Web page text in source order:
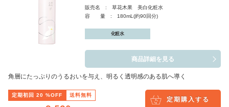
販売名 : 草花木果 美白化粧水
容 量 : 180mL(約90回分)
化粧水
商品詳細を見る
角層にたっぷりのうるおいを与え、明るく透明感のある肌へ導く
定期初回 20 %OFF 送料無料
定期購入する